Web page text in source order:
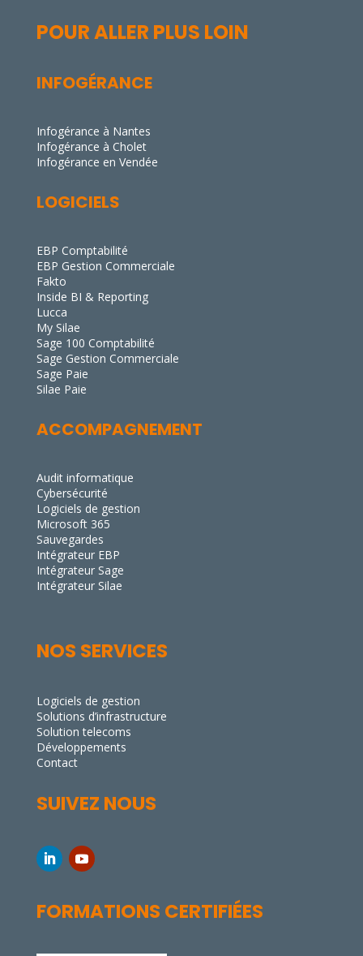
POUR ALLER PLUS LOIN
INFOGÉRANCE
Infogérance à Nantes
Infogérance à Cholet
Infogérance en Vendée
LOGICIELS
EBP Comptabilité
EBP Gestion Commerciale
Fakto
Inside BI & Reporting
Lucca
My Silae
Sage 100 Comptabilité
Sage Gestion Commerciale
Sage Paie
Silae Paie
ACCOMPAGNEMENT
Audit informatique
Cybersécurité
Logiciels de gestion
Microsoft 365
Sauvegardes
Intégrateur EBP
Intégrateur Sage
Intégrateur Silae
NOS SERVICES
Logiciels de gestion
Solutions d’infrastructure
Solution telecoms
Développements
Contact
SUIVEZ NOUS
FORMATIONS CERTIFIÉES